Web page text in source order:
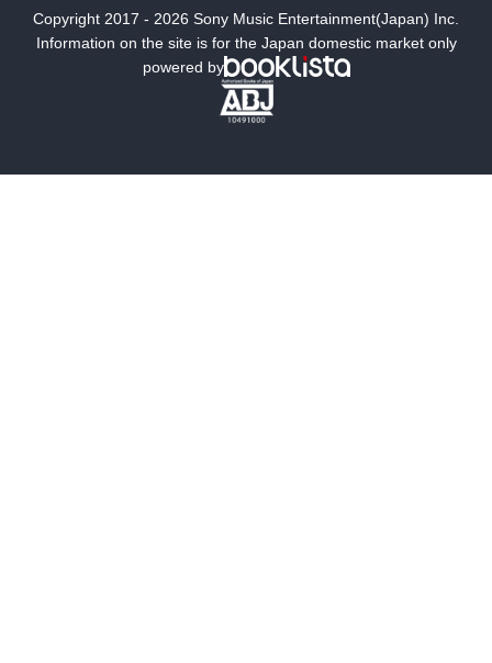
ミステリー SF
文学
Copyright 2017 - 2026 Sony Music Entertainment(Japan) Inc.
Information on the site is for the Japan domestic market only
powered by